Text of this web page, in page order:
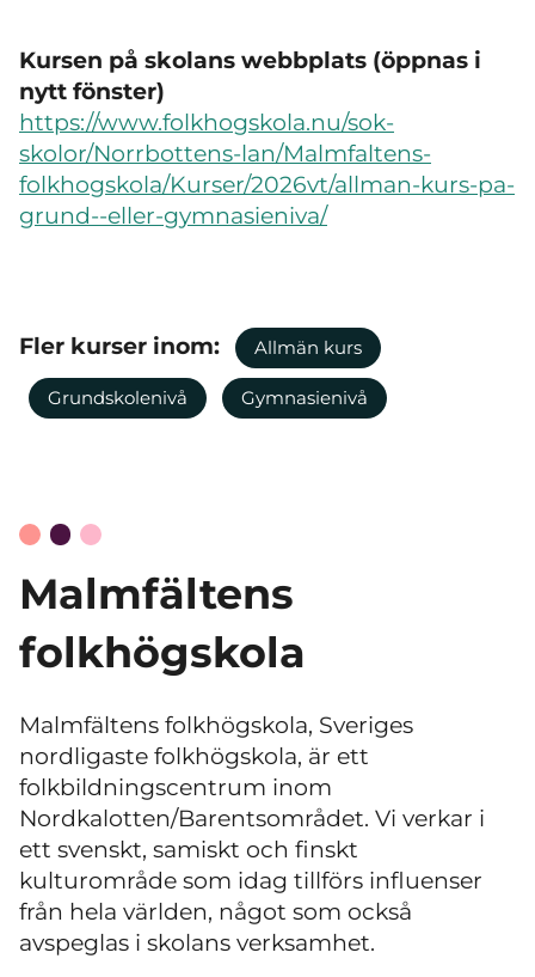
Kursen på skolans webbplats (öppnas i
nytt fönster)
https://www.folkhogskola.nu/sok-
skolor/Norrbottens-lan/Malmfaltens-
folkhogskola/Kurser/2026vt/allman-kurs-pa-
grund--eller-gymnasieniva/
Fler kurser inom: Allmän kurs
Grundskolenivå Gymnasienivå
Malmfältens
folkhögskola
Malmfältens folkhögskola, Sveriges
nordligaste folkhögskola, är ett
folkbildningscentrum inom
Nordkalotten/Barentsområdet. Vi verkar i
ett svenskt, samiskt och finskt
kulturområde som idag tillförs influenser
från hela världen, något som också
avspeglas i skolans verksamhet.